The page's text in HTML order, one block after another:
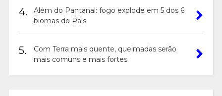
4.
Além do Pantanal: fogo explode em 5 dos 6
biomas do País
5.
Com Terra mais quente, queimadas serão
mais comuns e mais fortes